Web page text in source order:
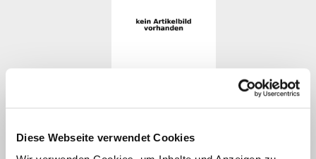
Diese Webseite verwendet Cookies